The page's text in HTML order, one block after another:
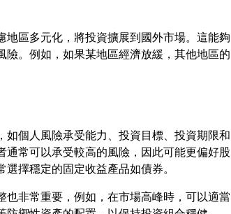
地區多元化，將投資擴展到國外市場。這能夠
險。例如，如果某地區經濟放緩，其他地區的
個人風險承受能力、投資目標、投資期限和
常可以承受較高的風險，因此可能更偏好股
也非常重要，例如，在市場高峰時，可以適當